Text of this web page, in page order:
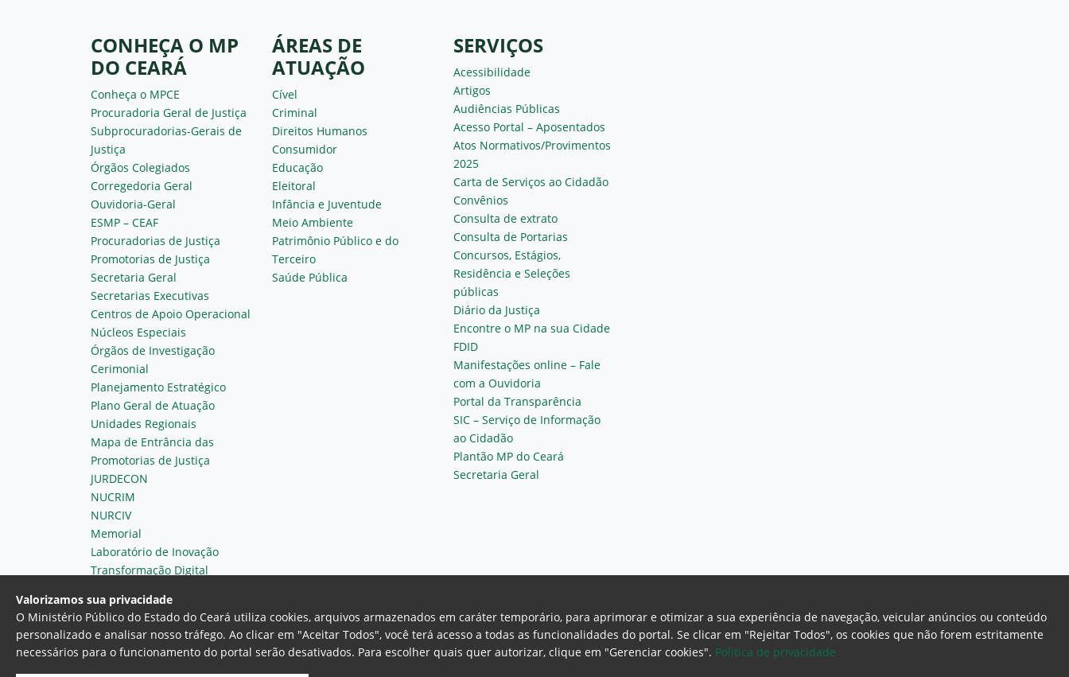
CONHEÇA O MP
DO CEARÁ
Conheça o MPCE
Procuradoria Geral de Justiça
Subprocuradorias-Gerais de
Justiça
Órgãos Colegiados
Corregedoria Geral
Ouvidoria-Geral
ESMP – CEAF
Procuradorias de Justiça
Promotorias de Justiça
Secretaria Geral
Secretarias Executivas
Centros de Apoio Operacional
Núcleos Especiais
Órgãos de Investigação
Cerimonial
Planejamento Estratégico
Plano Geral de Atuação
Unidades Regionais
Mapa de Entrância das
Promotorias de Justiça
JURDECON
NUCRIM
NURCIV
Memorial
Laboratório de Inovação
Transformação Digital
ÁREAS DE
ATUAÇÃO
Cível
Criminal
Direitos Humanos
Consumidor
Educação
Eleitoral
Infância e Juventude
Meio Ambiente
Patrimônio Público e do
Terceiro
Saúde Pública
SERVIÇOS
Acessibilidade
Artigos
Audiências Públicas
Acesso Portal – Aposentados
Atos Normativos/Provimentos
2025
Carta de Serviços ao Cidadão
Convênios
Consulta de extrato
Consulta de Portarias
Concursos, Estágios,
Residência e Seleções
públicas
Diário da Justiça
Encontre o MP na sua Cidade
FDID
Manifestações online – Fale
com a Ouvidoria
Portal da Transparência
SIC – Serviço de Informação
ao Cidadão
Plantão MP do Ceará
Secretaria Geral
Ministério Público do Estado do Ceará Procuradoria Geral de Justiça
Valorizamos sua privacidade
O Ministério Público do Estado do Ceará utiliza cookies, arquivos armazenados em caráter temporário, para aprimorar e otimizar a sua experiência de navegação, veicular anúncios ou conteúdo
personalizado e analisar nosso tráfego. Ao clicar em "Aceitar Todos", você terá acesso a todas as funcionalidades do portal. Se clicar em "Rejeitar Todos", os cookies que não forem estritamente
necessários para o funcionamento do portal serão desativados. Para escolher quais quer autorizar, clique em "Gerenciar cookies". Politica de privacidade